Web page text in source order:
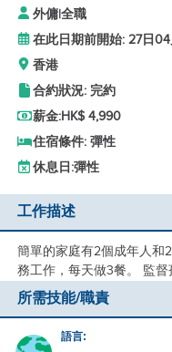
外傭|全職
在此日期前開始: 27日
香港
合約狀況: 完約
薪金:HK$ 4,990
住宿條件: 彈性
休息日:彈性
工作描述
簡單的家庭有2個成年人和
務工作，每天做3餐。 監督
所需技能/職責
語言: